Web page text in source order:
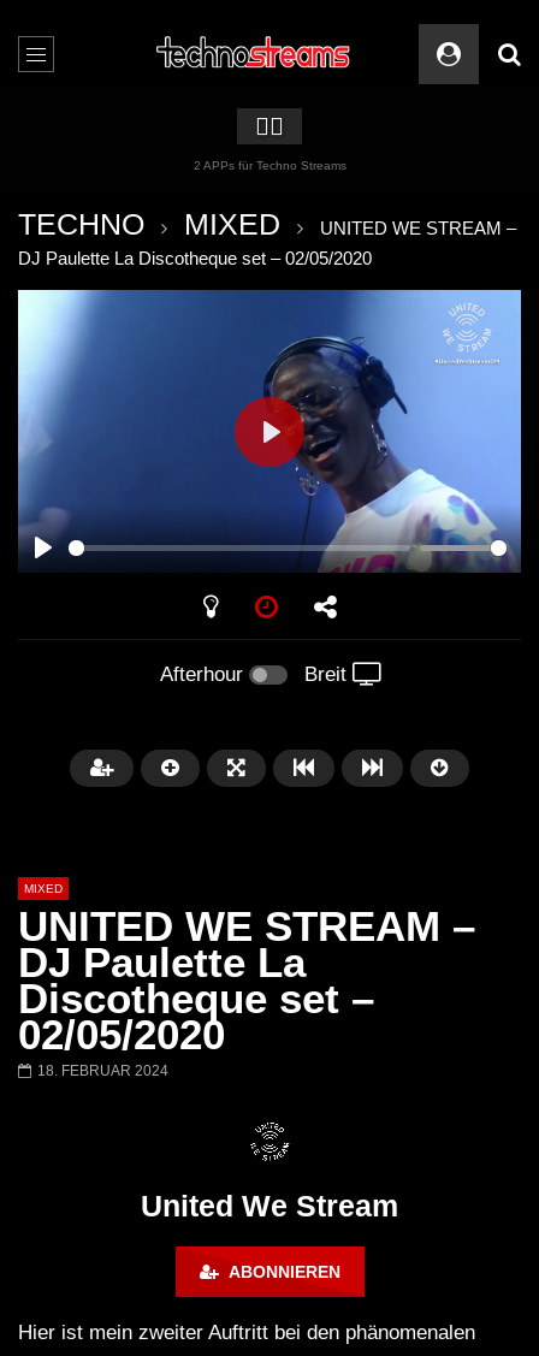
🏳️‍🌈
2 APPs für Techno Streams
TECHNO MIXED
UNITED WE STREAM –
DJ Paulette La Discotheque set – 02/05/2020
PLAY
PLAY
Afterhour Breit
Später
Barbara Lago @ Kappa
FuturFestival 2024
MIXED
UNITED WE STREAM –
DJ Paulette La
Discotheque set –
02/05/2020
18. FEBRUAR 2024
United We Stream
ABONNIEREN
Hier ist mein zweiter Auftritt bei den phänomenalen